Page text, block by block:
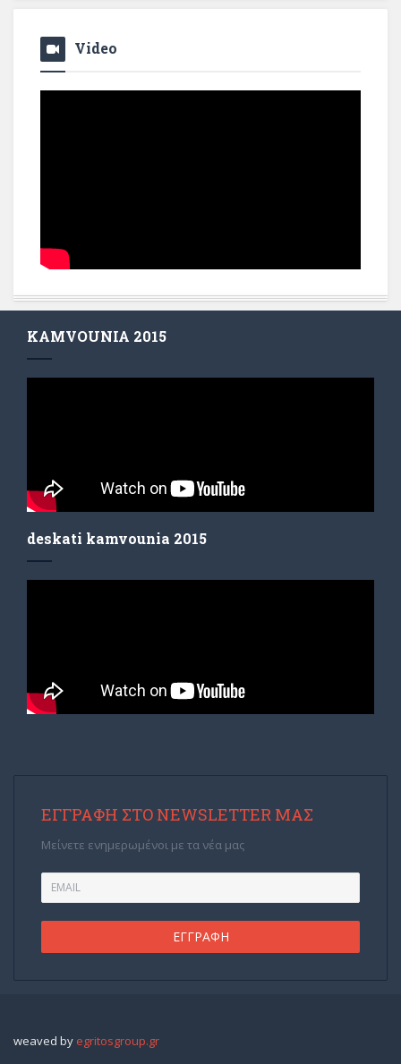
Video
KAMVOUNIA 2015
deskati kamvounia 2015
ΕΓΓΡΑΦΉ ΣΤΟ NEWSLETTER ΜΑΣ
Μείνετε ενημερωμένοι με τα νέα μας
weaved by egritosgroup.gr